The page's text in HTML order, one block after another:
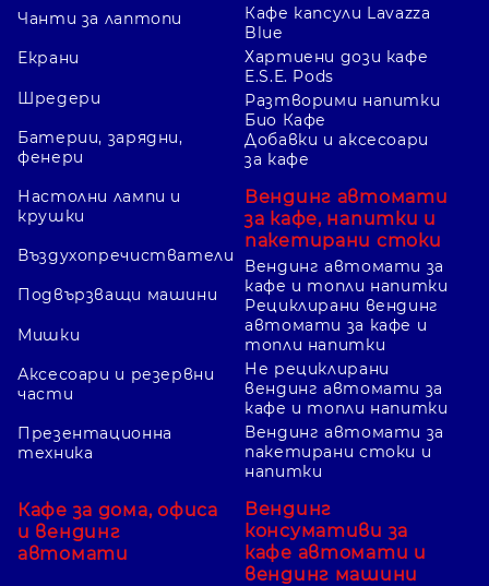
Чанти за лаптопи
Екрани
Шредери
Батерии, зарядни,
фенери
Настолни лампи и
крушки
Въздухопречистватели
Подвързващи машини
Мишки
Аксесоари и резервни
части
Презентационна
техника
Кафе за дома, офиса
и вендинг
автомати
Кафе капсули Lavazza
Blue
Хартиени дози кафе
E.S.E. Pods
Разтворими напитки
Био Кафе
Добавки и аксесоари
за кафе
Вендинг автомати
за кафе, напитки и
пакетирани стоки
Вендинг автомати за
кафе и топли напитки
Рециклирани вендинг
автомати за кафе и
топли напитки
Не рециклирани
вендинг автомати за
кафе и топли напитки
Вендинг автомати за
пакетирани стоки и
напитки
Вендинг
консумативи за
кафе автомати и
вендинг машини